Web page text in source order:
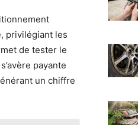
privilégiant les
de tester le
payante
un chiffre